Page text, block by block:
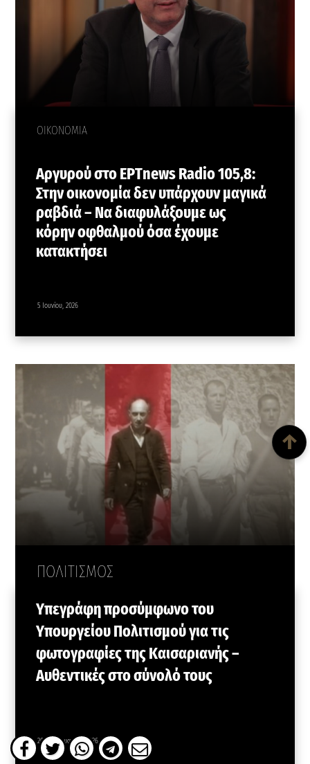
ΟΙΚΟΝΟΜΙΑ
Αργυρού στο ΕΡΤnews Radio 105,8:
Στην οικονομία δεν υπάρχουν μαγικά
ραβδιά – Να διαφυλάξουμε ως
κόρην οφθαλμού όσα έχουμε
κατακτήσει
5 Ιουνίου, 2026
ΠΟΛΙΤΙΣΜΟΣ
Υπεγράφη προσύμφωνο του
Υπουργείου Πολιτισμού για τις
φωτογραφίες της Καισαριανής –
Αυθεντικές στο σύνολό τους
20 Φεβρουαρίου, 2026
Back To Top
↑